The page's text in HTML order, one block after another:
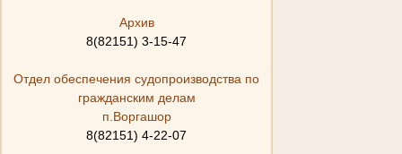
Архив
8(82151) 3-15-47
Отдел обеспечения судопроизводства по
гражданским делам
п.Воргашор
8(82151) 4-22-07